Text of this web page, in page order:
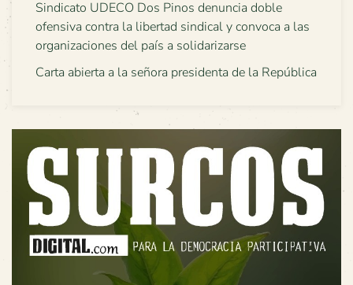
Sindicato UDECO Dos Pinos denuncia doble
ofensiva contra la libertad sindical y convoca a las
organizaciones del país a solidarizarse
Carta abierta a la señora presidenta de la República